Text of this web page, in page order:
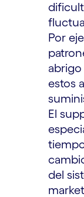
Por
estos
El
del